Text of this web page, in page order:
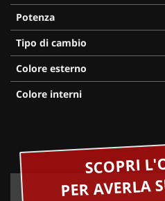
Potenza
Tipo di cambio
Colore esterno
Colore interni
SCOPRI
PER AVERLA